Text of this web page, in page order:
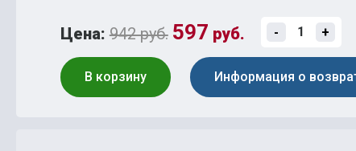
Цена: 942 руб. 597 руб. - +
В корзину Информация о